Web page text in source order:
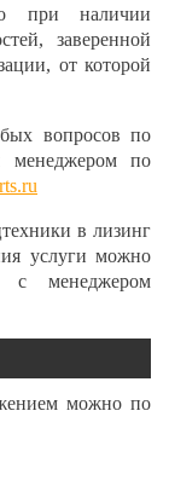
при наличии
заверенной
от которой
вопросов по
менеджером по
в лизинг
услуги можно
с менеджером
можно по